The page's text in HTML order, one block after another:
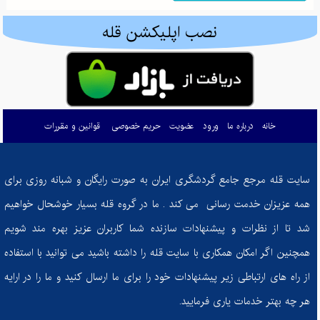
ادموند هیلاری: تسخیرکننده اورست و نماد اراده بشری
گم شدن در طبیعت: راهنمای بقا و بازگشت ایمن در کوه و جنگل
کوله‌پشتی‌های کوهنوردی: راهنمای انتخاب هوشمندانه برای صعود به قله‌های موفقیت
چطور زندگی‌تان را تحت کنترل درآورید: معرفی کتاب "ذهن حواس جمع"
مرداب دیوک؛ نگینی پنهان در دل جنگل‌های سرسبز کلاردشت
از تصمیم تا دستاورد: چگونه در مسیر تناسب اندام ثابت‌قدم بمانیم؟
چرا باید به خواب راحت اهمیت بدهیم؟ عوارض خوابیدن با ناراحتی برای سلامتی شما
چشمه‌های جادویی فریدون: نگین‌های پنهان در دل کوه‌های اصفهان
اسکی با اطمینان: راهنمای جامع برای مقابله با خطرات و حفظ ایمنی در پیست
نصب اپلیکشن قله
خانه درباره ما ورود عضویت حریم خصوصی قوانین و مقررات
سایت قله مرجع جامع گردشگری ایران به صورت رایگان و شبانه روزی برای
همه عزیزان خدمت رسانی می کند . ما در گروه قله بسیار خوشحال خواهیم
شد تا از نظرات و پیشنهادات سازنده شما کاربران عزیز بهره مند شویم
همچنین اگر امکان همکاری با سایت قله را داشته باشید می توانید با استفاده
از راه های ارتباطی زیر پیشنهادات خود را برای ما ارسال کنید و ما را در ارایه
هر چه بهتر خدمات یاری فرمایید.